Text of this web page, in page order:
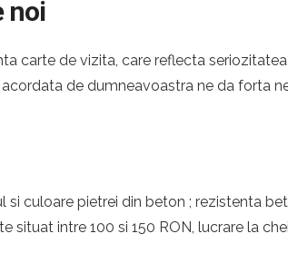
noi
carte de vizita, care reflecta
de dumneavoastra ne da forta
culoare pietrei din beton ; rezistenta
intre 100 si 150 RON, lucrare la